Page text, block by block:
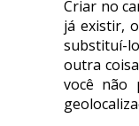
Criar no
já existir,
substituí-
outra
você não